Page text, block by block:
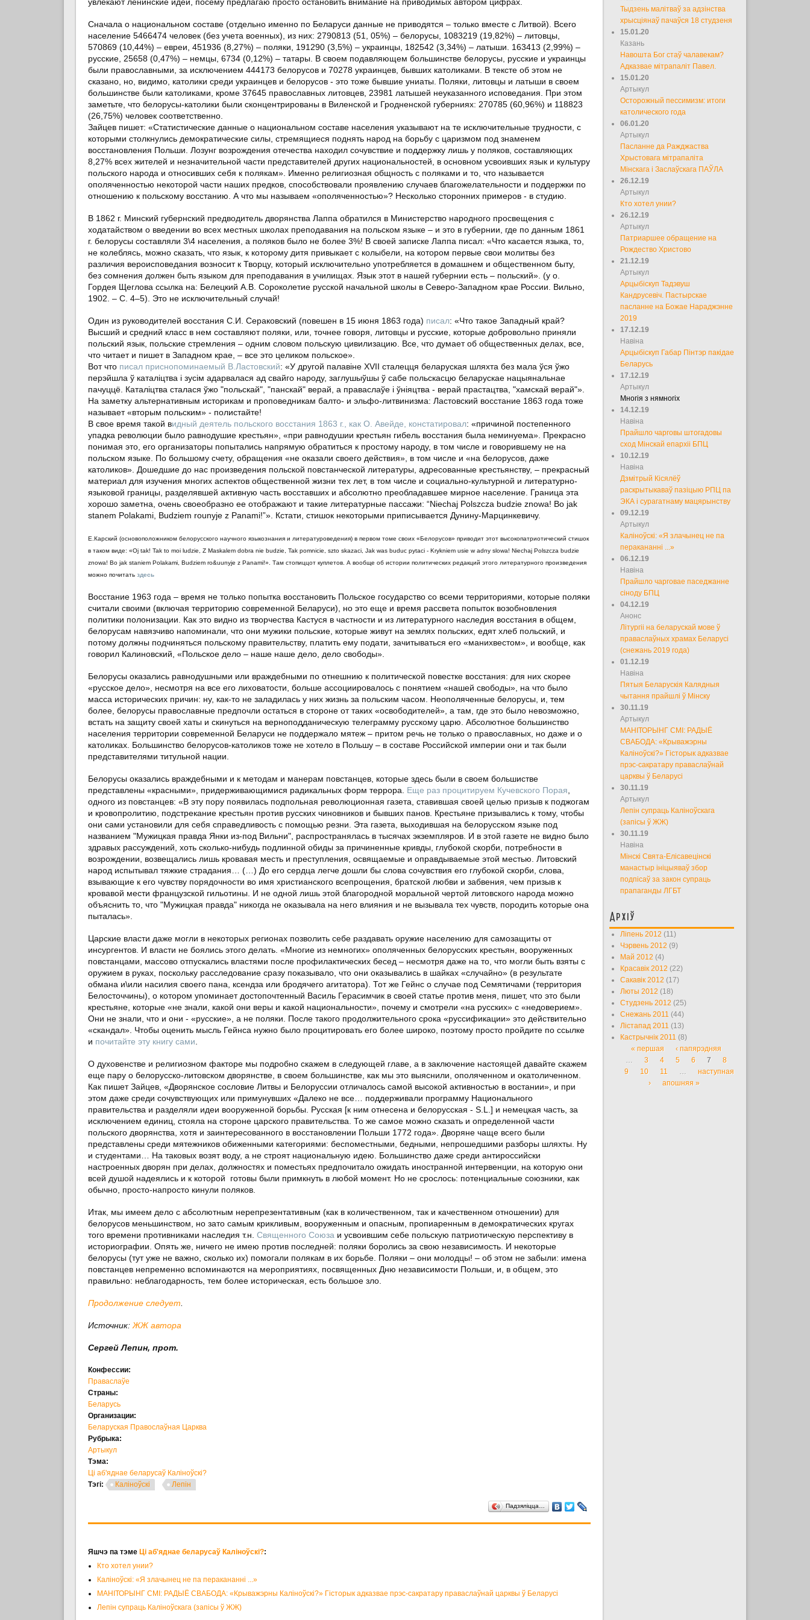
Сначала о национальном составе (отдельно именно по Беларуси данные не приводятся – только вместе с Литвой). Всего
население 5466474 человек (без учета военных), из них: 2790813 (51, 05%) – белорусы, 1083219 (19,82%) – литовцы,
570869 (10,44%) – евреи, 451936 (8,27%) – поляки, 191290 (3,5%) – украинцы, 182542 (3,34%) – латыши. 163413 (2,99%) –
русские, 25658 (0,47%) – немцы, 6734 (0,12%) – татары. В своем подавляющем большинстве белорусы, русские и украинцы
были православными, за исключением 444173 белорусов и 70278 украинцев, бывших католиками. В тексте об этом не
сказано, но, видимо, католики среди украинцев и белорусов - это тоже бывшие униаты. Поляки, литовцы и латыши в своем
большинстве были католиками, кроме 37645 православных литовцев, 23981 латышей неуказанного исповедания. При этом
заметьте, что белорусы-католики были сконцентрированы в Виленской и Гродненской губерниях: 270785 (60,96%) и 118823
(26,75%) человек соответственно.
Зайцев пишет: «Статистические данные о национальном составе населения указывают на те исключительные трудности, с
которыми столкнулись демократические силы, стремящиеся поднять народ на борьбу с царизмом под знаменем
восстановления Польши. Лозунг возрождения отечества находил сочувствие и поддержку лишь у поляков, составляющих
8,27% всех жителей и незначительной части представителей других национальностей, в основном усвоивших язык и культуру
польского народа и относивших себя к полякам». Именно религиозная общность с поляками и то, что называется
ополяченностью некоторой части наших предков, способствовали проявлению случаев благожелательности и поддержки по
отношению к польскому восстанию. А что мы называем «ополяченностью»? Несколько сторонних примеров - в студию.
В 1862 г. Минский губернский предводитель дворянства Лаппа обратился в Министерство народного просвещения с
ходатайством о введении во всех местных школах преподавания на польском языке – и это в губернии, где по данным 1861
г. белорусы составляли 3\4 населения, а поляков было не более 3%! В своей записке Лаппа писал: «Что касается языка, то,
не колеблясь, можно сказать, что язык, к которому дитя привыкает с колыбели, на котором первые свои молитвы без
различия вероисповедания возносит к Творцу, который исключительно употребляется в домашнем и общественном быту,
без сомнения должен быть языком для преподавания в училищах. Язык этот в нашей губернии есть – польский». (у о.
Гордея Щеглова ссылка на: Белецкий А.В. Сороколетие русской начальной школы в Северо-Западном крае России. Вильно,
1902. – С. 4–5). Это не исключительный случай!
Один из руководителей восстания С.И. Сераковский (повешен в 15 июня 1863 года) писал: «Что такое Западный край?
Высший и средний класс в нем составляют поляки, или, точнее говоря, литовцы и русские, которые добровольно приняли
польский язык, польские стремления – одним словом польскую цивилизацию. Все, что думает об общественных делах, все,
что читает и пишет в Западном крае, – все это целиком польское».
Вот что писал приснопоминаемый В.Ластовский: «У другой палавіне XVII сталецця беларуская шляхта без мала ўся ўжо
перэйшла ў каталіцтва i зусім адарвалася ад свайго народу, заглушыўшы ў сабе польскасцю беларускае нацыянальнае
пачуццё. Каталіцтва сталася ўжо "польскай", "панскай" верай, а праваслаўе i ўніяцтва - верай прастацтва, "хамскай верай"».
На заметку альтернативным историкам и проповедникам балто- и эльфо-литвинизма: Ластовский восстание 1863 года тоже
называет «вторым польским» - полистайте!
В свое время такой видный деятель польского восстания 1863 г., как О. Авейде, констатировал: «причиной постепенного
упадка революции было равнодушие крестьян», «при равнодушии крестьян гибель восстания была неминуема». Прекрасно
понимая это, его организаторы попытались напрямую обратиться к простому народу, в том числе и говорившему не на
польском языке. По большому счету, обращения «не оказали своего действия», в том числе и «на белорусов, даже
католиков». Дошедшие до нас произведения польской повстанческой литературы, адресованные крестьянству, – прекрасный
материал для изучения многих аспектов общественной жизни тех лет, в том числе и социально-культурной и литературно-
языковой границы, разделявшей активную часть восставших и абсолютно преобладавшее мирное население. Граница эта
хорошо заметна, очень своеобразно ее отображают и такие литературные пассажи: “Niechaj Polszcza budzie znowa! Bo jak
stanem Polakami, Budziem rounyje z Panami!”». Кстати, стишок некоторыми приписывается Дунину-Марцинкевичу.
Е.Карский (основоположником белорусского научного языкознания и литературоведения) в первом томе своих «Белорусов» приводит этот высокопатриотический стишок
в таком виде: «Oj tak! Tak to moi ludzie, Z Maskalem dobra nie budzie, Tak pomnicie, szto skazaci, Jak was buduc pytaci - Krykniem usie w adny slowa! Niechaj Polszcza budzie
znowa! Bo jak staniem Polakami, Budziem ro&uunyje z Panami!». Там стопиццот куплетов. А вообще об истории политических редакций этого литературного произведения
можно почитать здесь
Восстание 1963 года – время не только попытка восстановить Польское государство со всеми территориями, которые поляки
считали своими (включая территорию современной Беларуси), но это еще и время рассвета попыток возобновления
политики полонизации. Как это видно из творчества Кастуся в частности и из литературного наследия восстания в общем,
белорусам навязчиво напоминали, что они мужики польские, которые живут на землях польских, едят хлеб польский, и
потому должны подчиняться польскому правительству, платить ему подати, зачитываться его «манихвестом», и вообще, как
говорил Калиновский, «Польское дело – наше наше дело, дело свободы».
Белорусы оказались равнодушными или враждебными по отнешнию к политической повестке восстания: для них скорее
«русское дело», несмотря на все его лиховатости, больше ассоциировалось с понятием «нашей свободы», на что было
масса исторических причин: ну, как-то не заладилась у них жизнь за польским часом. Неополяченные белорусы, и, тем
более, белорусы православные предпочли остаться в стороне от таких «освободителей», а там, где это было невозможно,
встать на защиту своей хаты и скинуться на верноподданическую телеграмму русскому царю. Абсолютное большинство
населения территории современной Беларуси не поддержало мятеж – притом речь не только о православных, но даже и о
католиках. Большинство белорусов-католиков тоже не хотело в Польшу – в составе Российской империи они и так были
представителями титульной нации.
Белорусы оказались враждебными и к методам и манерам повстанцев, которые здесь были в своем большистве
представлены «красными», придерживающимися радикальных форм террора. Еще раз процитируем Кучевского Порая
одного из повстанцев: «В эту пору появилась подпольная революционная газета, ставившая своей целью призыв к поджогам
и кровопролитию, подстрекание крестьян против русских чиновников и бывших панов. Крестьяне призывались к тому, чтобы
они сами установили для себя справедливость с помощью резни. Эта газета, выходившая на белорусском языке под
названием "Мужицкая правда Янки из-под Вильни", распространялась в тысячах экземпляров. И в этой газете не видно было
здравых рассуждений, хоть сколько-нибудь подлинной обиды за причиненные кривды, глубокой скорби, потребности в
возрождении, возвещались лишь кровавая месть и преступления, освящаемые и оправдываемые этой местью. Литовский
народ испытывал тяжкие страдания… (…) До его сердца легче дошли бы слова сочувствия его глубокой скорби, слова,
взывающие к его чувству порядочности во имя христианского всепрощения, братской любви и забвения, чем призыв к
кровавой мести французской гильотины. И не одной лишь этой благородной моральной чертой литовского народа можно
объяснить то, что "Мужицкая правда" никогда не оказывала на него влияния и не вызывала тех чувств, породить которые она
пыталась».
Царские власти даже могли в некоторых регионах позволить себе раздавать оружие населению для самозащиты от
инсургентов. И власти не боялись этого делать. «Многие из немногих» ополяченных белорусских крестьян, вооруженных
повстанцами, массово отпускались властями после профилактических бесед – несмотря даже на то, что могли быть взяты с
оружием в руках, поскольку расследование сразу показывало, что они оказывались в шайках «случайно» (в результате
обмана и\или насилия своего пана, ксендза или бродячего агитатора). Тот же Гейнс о случае под Семятичами (территория
Белосточчины), о котором упоминает достопочтенный Василь Герасимчик в своей статье против меня, пишет, что это были
крестьяне, которые «не знали, какой они веры и какой национальности», почему и смотрели «на русских» с «недоверием».
Они не знали, что и они - «русские», а не поляки. После такого продолжительного срока «руссификации» это действительно
«скандал». Чтобы оценить мысль Гейнса нужно было процитировать его более широко, поэтому просто пройдите по ссылке
и почитайте эту книгу сами
О духовенстве и религиозном факторе мы подробно скажем в следующей главе, а в заключение настоящей давайте скажем
еще пару о белорусско-литовском дворянстве, в своем большинстве, как мы это выяснили, ополяченном и окатоличенном.
Как пишет Зайцев, «Дворянское сословие Литвы и Белоруссии отличалось самой высокой активностью в востании», и при
этом даже среди сочувствующих или примунувших «Далеко не все… поддерживали программу Национального
правительства и разделяли идеи вооруженной борьбы. Русская [к ним отнесена и белорусская - S.L.] и немецкая часть, за
исключением единиц, стояла на стороне царского правительства. То же самое можно сказать и определенной части
польского дворянства, хотя и заинтересованного в восстановлении Польши 1772 года». Дворяне чаще всего были
представлены среди мятежников обиженными категориями: беспоместными, бедными, непрошедшими разборы шляхты. Ну
и студентами… На таковых возят воду, а не строят национальную идею. Большинство даже среди антироссийски
настроенных дворян при делах, должностях и поместьях предпочитало ожидать иностранной интервенции, на которую они
всей душой надеялись и к которой готовы были примкнуть в любой момент. Но не срослось: потенциальные союзники, как
обычно, просто-напросто кинули поляков.
Итак, мы имеем дело с абсолютным нерепрезентативным (как в количественном, так и качественном отношении) для
белорусов меньшинством, но зато самым крикливым, вооруженным и опасным, пропиаренным в демократических кругах
того времени противниками наследия т.н. Священного Союза и усвоившим себе польскую патриотическую перспективу в
историографии. Опять же, ничего не имею против последней: поляки боролись за свою независимость. И некоторые
белорусы (тут уже не важно, сколько их) помогали полякам в их борьбе. Поляки – они молодцы! – об этом не забыли: имена
повстанцев непременно вспоминаются на мероприятиях, посвященных Дню независимости Польши, и, в общем, это
правильно: неблагодарность, тем более историческая, есть большое зло.
Продолжение следует
Источник: ЖЖ автора
Сергей Лепин, прот.
Конфессии:
Праваслаўе
Страны:
Беларусь
Организации:
Беларуская Правослаўная Царква
Рубрыка:
Артыкул
Тэма:
Ці аб'яднае беларусаў Каліноўскі?
Тэгі:
Каліноўскі Лепін
Падзяліцца…
Яшчэ па тэме Ці аб'яднае беларусаў Каліноўскі?:
Кто хотел унии?
Каліноўскі: «Я злачынец не па перакананні ...»
МАНІТОРЫНГ СМІ: РАДЫЁ СВАБОДА: «Крыважэрны Каліноўскі?» Гісторык адказвае прэс-сакратару праваслаўнай царквы ў Беларусі
Лепін супраць Каліноўскага (запісы ў ЖЖ)
Тыдзень малітваў за адзінства
хрысціянаў пачаўся 18 студзеня
15.01.20
Казань
Навошта Бог стаў чалавекам?
Адказвае мітрапаліт Павел.
15.01.20
Артыкул
Осторожный пессимизм: итоги
католического года
06.01.20
Артыкул
Пасланне да Ражджаства
Хрыстовага мітрапаліта
Мінскага і Заслаўскага ПАЎЛА
26.12.19
Артыкул
Кто хотел унии?
26.12.19
Артыкул
Патриаршее обращение на
Рождество Христово
21.12.19
Артыкул
Арцыбіскуп Тадэвуш
Кандрусевіч. Пастырскае
пасланне на Божае Нараджэнне
2019
17.12.19
Навіна
Арцыбіскуп Габар Пінтэр пакідае
Беларусь
17.12.19
Артыкул
Многія з нямногіх
14.12.19
Навіна
Прайшло чарговы штогадовы
сход Мінскай епархіі БПЦ
10.12.19
Навіна
Дзмітрый Кісялёў
раскрытыкаваў пазіцыю РПЦ па
ЭКА і сурагатнаму мацярынству
09.12.19
Артыкул
Каліноўскі: «Я злачынец не па
перакананні ...»
06.12.19
Навіна
Прайшло чарговае паседжанне
сіноду БПЦ
04.12.19
Анонс
Літургіі на беларускай мове ў
праваслаўных храмах Беларусі
(снежань 2019 года)
01.12.19
Навіна
Пятыя Беларускія Калядныя
чытання прайшлі ў Мінску
30.11.19
Артыкул
МАНІТОРЫНГ СМІ: РАДЫЁ
СВАБОДА: «Крыважэрны
Каліноўскі?» Гісторык адказвае
прэс-сакратару праваслаўнай
царквы ў Беларусі
30.11.19
Артыкул
Лепін супраць Каліноўскага
(запісы ў ЖЖ)
30.11.19
Навіна
Мінскі Свята-Елісавецінскі
манастыр ініцыяваў збор
подпісаў за закон супраць
прапаганды ЛГБТ
Архіў
Ліпень 2012 (11)
Чэрвень 2012 (9)
Май 2012 (4)
Красавік 2012 (22)
Сакавік 2012 (17)
Люты 2012 (18)
Студзень 2012 (25)
Снежань 2011 (44)
Лістапад 2011 (13)
Кастрычнік 2011 (8)
Старонкі
« першая
‹ папярэдняя
…
3 4 5 6 7
8
9
10 11 …
наступная
›
апошняя »